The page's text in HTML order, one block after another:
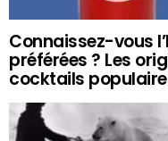
Connaissez-vous
préférées ? Les
cocktails